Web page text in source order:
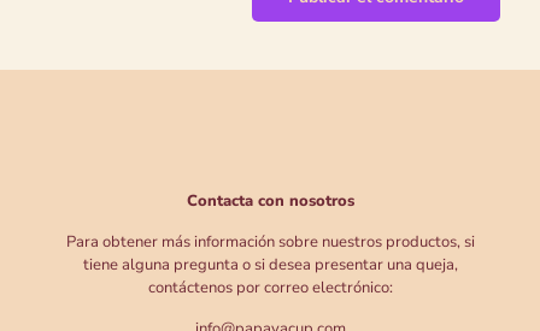
Contacta con nosotros
Para obtener más información sobre nuestros productos, si
tiene alguna pregunta o si desea presentar una queja,
contáctenos por correo electrónico: